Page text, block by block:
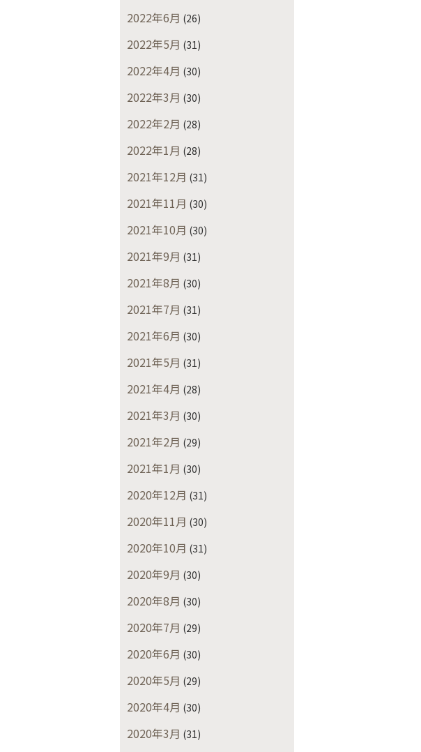
2022年6月 (26)
2022年5月 (31)
2022年4月 (30)
2022年3月 (30)
2022年2月 (28)
2022年1月 (28)
2021年12月 (31)
2021年11月 (30)
2021年10月 (30)
2021年9月 (31)
2021年8月 (30)
2021年7月 (31)
2021年6月 (30)
2021年5月 (31)
2021年4月 (28)
2021年3月 (30)
2021年2月 (29)
2021年1月 (30)
2020年12月 (31)
2020年11月 (30)
2020年10月 (31)
2020年9月 (30)
2020年8月 (30)
2020年7月 (29)
2020年6月 (30)
2020年5月 (29)
2020年4月 (30)
2020年3月 (31)